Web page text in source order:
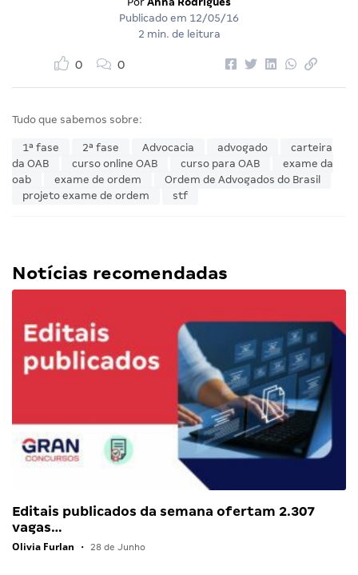
Publicado em 12/05/16
2 min. de leitura
0 0
Tudo que sabemos sobre:
1ª fase 2ª fase Advocacia advogado
carteira
da OAB
curso online OAB curso para OAB
exame da
oab
exame de ordem
Ordem de Advogados do Brasil
projeto exame de ordem
stf
Notícias recomendadas
Editais publicados da semana ofertam 2.307
vagas…
Olivia Furlan • 28 de Junho